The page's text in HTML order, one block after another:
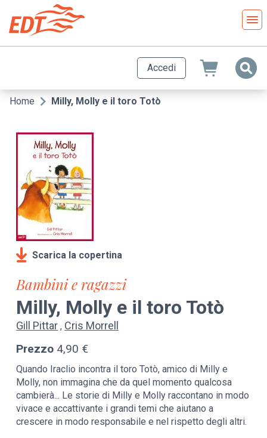
contenuto
principale
Accedi
Briciole
pane
Home Milly, Molly e il toro Totò
Scarica la copertina
Bambini e ragazzi
Milly, Molly e il toro Totò
Gill Pittar Cris Morrell
Prezzo 4,90 €
Quando Iraclio incontra il toro Totò, amico di Milly e
Molly, non immagina che da quel momento qualcosa
cambierà... Le storie di Milly e Molly raccontano in modo
vivace e accattivante i grandi temi che aiutano a
crescere in modo responsabile e nel rispetto degli altri.